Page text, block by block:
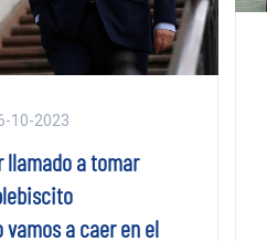
10-2023
llamado a tomar
a caer en el